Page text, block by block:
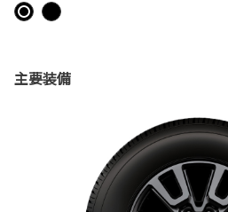
主要装備